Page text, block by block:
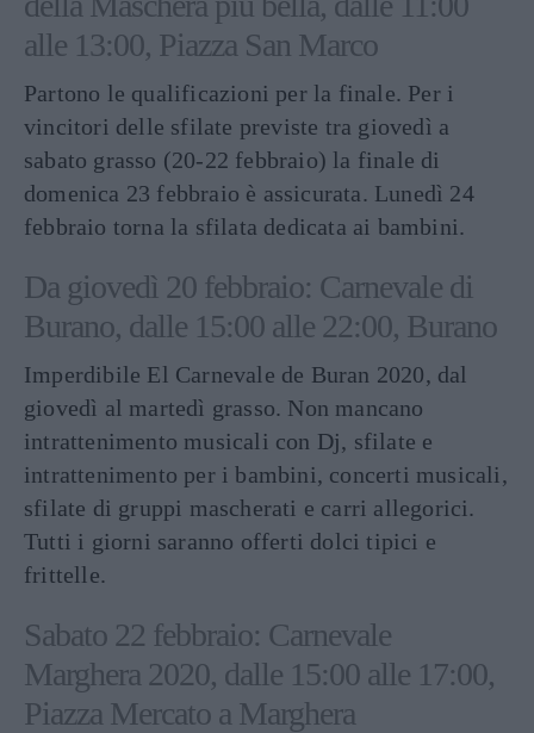
alle 13:00, Piazza San Marco
Partono le qualificazioni per la finale. Per i
vincitori delle sfilate previste tra giovedì a
sabato grasso (20-22 febbraio) la finale di
domenica 23 febbraio è assicurata. Lunedì 24
febbraio torna la sfilata dedicata ai bambini.
Da giovedì 20 febbraio: Carnevale di
Burano, dalle 15:00 alle 22:00, Burano
Imperdibile El Carnevale de Buran 2020, dal
giovedì al martedì grasso. Non mancano
intrattenimento musicali con Dj, sfilate e
intrattenimento per i bambini, concerti musicali,
sfilate di gruppi mascherati e carri allegorici.
Tutti i giorni saranno offerti dolci tipici e
frittelle.
Sabato 22 febbraio: Carnevale
Marghera 2020, dalle 15:00 alle 17:00,
Piazza Mercato a Marghera